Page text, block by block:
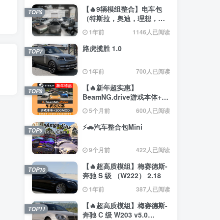
【🔥9辆模组整合】电车包
（特斯拉，奥迪，理想，梅
赛德斯）
1年前 1146人已阅读
TOP6
路虎揽胜 1.0
1年前 700人已阅读
TOP7
【🔥新年超实惠】
BeamNG.drive游戏本体+约
200辆汽车整合包
5个月前 600人已阅读
TOP8
⚡🚗汽车整合包Mini
9个月前 422人已阅读
TOP9
【🔥超高质模组】梅赛德斯-
奔驰 S 级 （W222） 2.18
1年前 387人已阅读
TOP10
【🔥超高质模组】梅赛德斯-
奔驰 C 级 W203 v5.0
TOP11